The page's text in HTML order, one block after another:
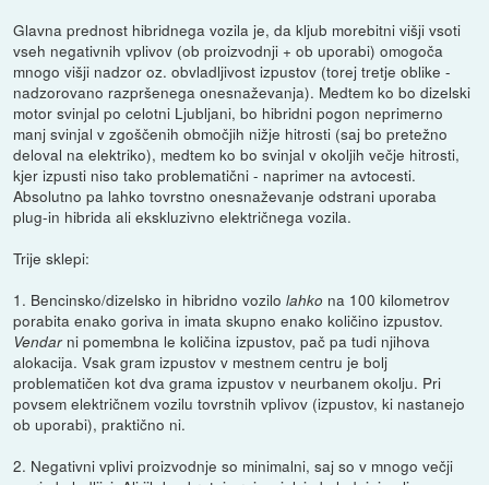
Glavna prednost hibridnega vozila je, da kljub morebitni višji vsoti
vseh negativnih vplivov (ob proizvodnji + ob uporabi) omogoča
mnogo višji nadzor oz. obvladljivost izpustov (torej tretje oblike -
nadzorovano razpršenega onesnaževanja). Medtem ko bo dizelski
motor svinjal po celotni Ljubljani, bo hibridni pogon neprimerno
manj svinjal v zgoščenih območjih nižje hitrosti (saj bo pretežno
deloval na elektriko), medtem ko bo svinjal v okoljih večje hitrosti,
kjer izpusti niso tako problematični - naprimer na avtocesti.
Absolutno pa lahko tovrstno onesnaževanje odstrani uporaba
plug-in hibrida ali ekskluzivno električnega vozila.
Trije sklepi:
1. Bencinsko/dizelsko in hibridno vozilolahko na 100 kilometrov
porabita enako goriva in imata skupno enako količino izpustov.
Vendar ni pomembna le količina izpustov, pač pa tudi njihova
alokacija. Vsak gram izpustov v mestnem centru je bolj
problematičen kot dva grama izpustov v neurbanem okolju. Pri
povsem električnem vozilu tovrstnih vplivov (izpustov, ki nastanejo
ob uporabi), praktično ni.
2. Negativni vplivi proizvodnje so minimalni, saj so v mnogo večji